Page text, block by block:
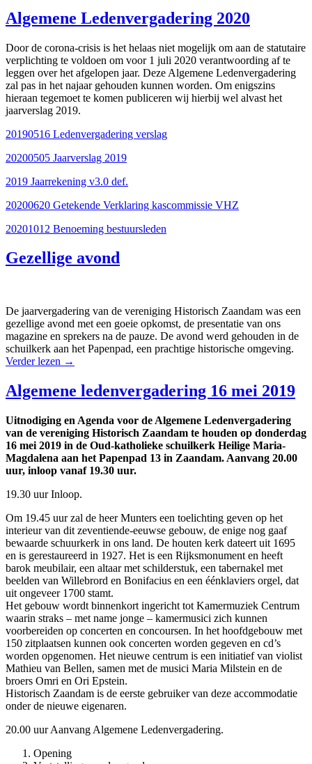
Algemene Ledenvergadering 2020
Door de corona-crisis is het helaas niet mogelijk om aan de statutaire
verplichting te voldoen om voor 1 juli 2020 verantwoording af te
leggen over het afgelopen jaar. Deze Algemene Ledenvergadering
zal pas in het najaar gehouden kunnen worden. Om enigszins
hieraan tegemoet te komen publiceren wij hierbij wel alvast het
jaarverslag 2019.
20190516 Ledenvergadering verslag
20200505 Jaarverslag 2019
2019 Jaarrekening v3.0 def.
20200620 Getekende Verklaring kascommissie VHZ
20201012 Benoeming bestuursleden
Gezellige avond
De jaarvergadering van de vereniging Historisch Zaandam was een
gezellige avond met een goeie opkomst, de presentatie van ons
magazine en sprekers na de pauze. De avond werd gehouden in de
schuilkerk aan het Papenpad, een prachtige historische omgeving.
Verder lezen →
Algemene ledenvergadering 16 mei 2019
Uitnodiging en Agenda voor de Algemene Ledenvergadering
van de vereniging Historisch Zaandam te houden op donderdag
16 mei 2019 in de Oud-katholieke schuilkerk Heilige Maria-
Magdalena aan het Papenpad 13 in Zaandam. Aanvang 20.00
uur, inloop vanaf 19.30 uur.
19.30 uur Inloop.
Om 19.45 uur zal de heer Munters een toelichting geven op het
interieur van dit zeventiende-eeuwse gebouw, de enige nog gaaf
bewaarde schuurkerk in ons land. De houten kerk dateert uit 1695
en is gerestaureerd in 1927. Het is een Rijksmonument en heeft
barok meubilair, een altaar met schilderstuk, een tabernakel met
beelden van Willebrord en Bonifacius en een éénklaviers orgel, dat
uit ongeveer 1700 stamt.
Het gebouw wordt binnenkort ingericht tot Kamermuziek Centrum
waarin straks – met name jonge – kamermusici zich kunnen
voorbereiden op concerten en concoursen. In het hoofdgebouw met
150 zitplaatsen kunnen ook concerten worden gegeven en cd’s
worden opgenomen. Het nieuwe centrum is een initiatief van violist
Mathieu van Bellen, samen met de musici Maria Milstein en de
broers Omri en Ori Epstein.
Historisch Zaandam is de eerste gebruiker van deze accommodatie
onder de nieuwe eigenaren.
20.00 uur Aanvang Algemene Ledenvergadering.
Opening